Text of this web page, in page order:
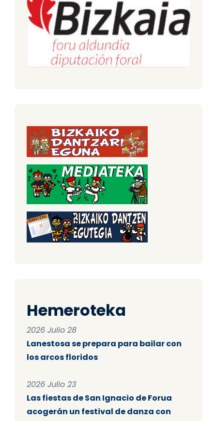
Hemeroteka
2026 Julio 28
Lanestosa se prepara para bailar con
los arcos floridos
2026 Julio 23
Las fiestas de San Ignacio de Forua
acogerán un festival de danza con